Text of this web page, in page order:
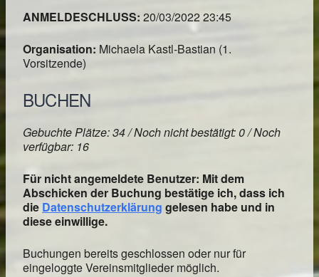
ANMELDESCHLUSS: 20/03/2022 23:45
Organisation: Michaela Kastl-Bastian (1.
Vorsitzende)
BUCHEN
Gebuchte Plätze: 34 / Noch nicht bestätigt: 0 / Noch
verfügbar: 16
Für nicht angemeldete Benutzer: Mit dem
Abschicken der Buchung bestätige ich, dass ich
die Datenschutzerklärung gelesen habe und in
diese einwillige.
Buchungen bereits geschlossen oder nur für
eingeloggte Vereinsmitglieder möglich.